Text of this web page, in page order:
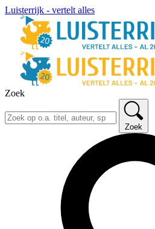
Luisterrijk - vertelt alles
Zoek
Zoek